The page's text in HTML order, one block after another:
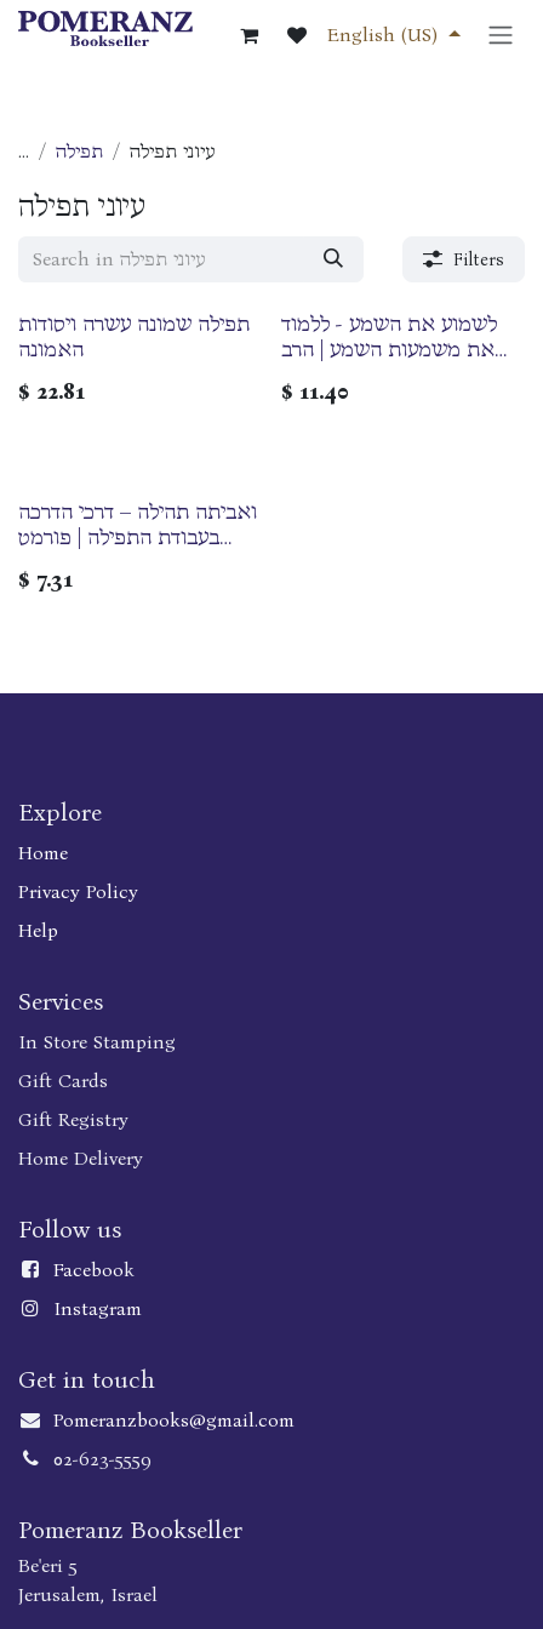
Skip to Content
English (US)
... תפילה עיוני תפילה
עיוני תפילה
Filters
תפילה שמונה עשרה ויסודות
האמונה
$ 22.81
לשמוע את השמע - ללמוד
את משמעות השמע | הרב
$ 11.40
ואביתה תהילה – דרכי הדרכה
בעבודת התפילה | פורמט
$ 7.31
Explore
Home
Privacy Policy
Help
Services
In Store Stamping
Gift Cards
Gift Registry
Home Delivery
Follow us
Facebook
Instagram
Get in touch
Pomeranzbooks@gmail.com
02-623-5559
Pomeranz Bookseller
Be'eri 5
Jerusalem, Israel